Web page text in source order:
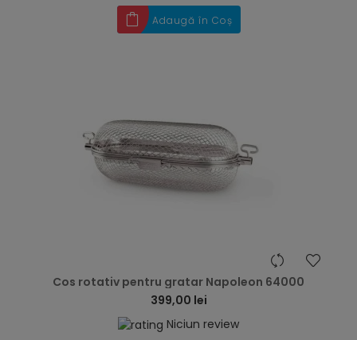
Adaugă în Coș
Cos rotativ pentru gratar Napoleon 64000
399,00 lei
Niciun review